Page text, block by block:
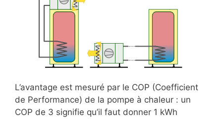
L’avantage est mesuré par le COP (Coefficient
de Performance) de la pompe à chaleur : un
COP de 3 signifie qu’il faut donner 1 kWh